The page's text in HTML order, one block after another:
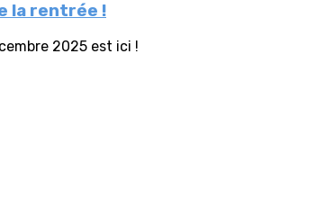
la rentrée !
2025 est ici !